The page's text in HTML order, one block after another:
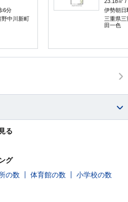
6分
野中川新町
伊勢朝日
三重県
田一色
る
グ
の数 体育館の数 小学校の数